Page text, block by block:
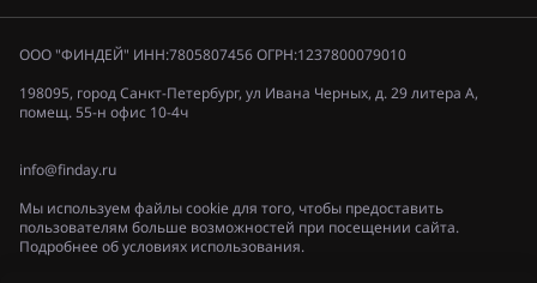
ООО "ФИНДЕЙ" ИНН:7805807456 ОГРН:1237800079010
198095, город Санкт-Петербург, ул Ивана Черных, д. 29 литера А,
помещ. 55-н офис 10-4ч
info@finday.ru
Мы используем файлы cookie для того, чтобы предоставить
пользователям больше возможностей при посещении сайта.
Подробнее об условиях использования.